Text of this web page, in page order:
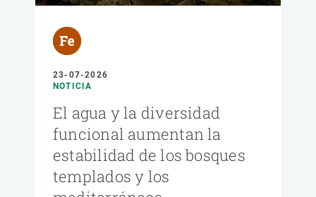
23-07-2026
NOTICIA
El agua y la diversidad
funcional aumentan la
estabilidad de los bosques
templados y los